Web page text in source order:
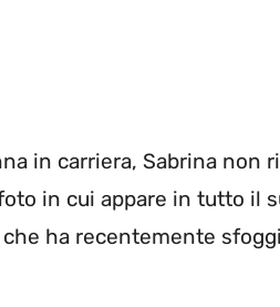
in carriera, Sabrina non
in cui appare in tutto il
ha recentemente